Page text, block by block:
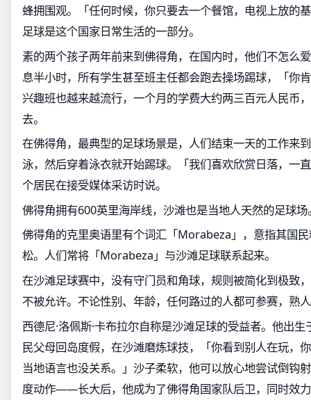
蜂拥围观。「任何时候，你只要去一个餐馆，电视上放的
足球是这个国家日常生活的一部分。
素的两个孩子两年前来到佛得角，在国内时，他们不怎么
息半小时，所有学生甚至班主任都会跑去操场踢球，「你
兴趣班也越来越流行，一个月的学费大约两三百元人民币
去。
在佛得角，最典型的足球场景是，人们结束一天的工作来
泳，然后穿着泳衣就开始踢球。「我们喜欢欣赏日落，一
个居民在接受媒体采访时说。
佛得角拥有600英里海岸线，沙滩也是当地人天然的足球场
佛得角的克里奥语里有个词汇「Morabeza」，意指其国
松。人们常将「Morabeza」与沙滩足球联系起来。
在沙滩足球赛中，没有守门员和角球，规则被简化到极致
不被允许。不论性别、年龄，任何路过的人都可参赛，熟
西德尼·洛佩斯·卡布拉尔自称是沙滩足球的受益者。他出
民父母回岛度假，在沙滩磨炼球技，「你看到别人在玩，
当地语言也没关系。」沙子柔软，他可以放心地尝试倒钩
度动作——长大后，他成为了佛得角国家队后卫，同时效